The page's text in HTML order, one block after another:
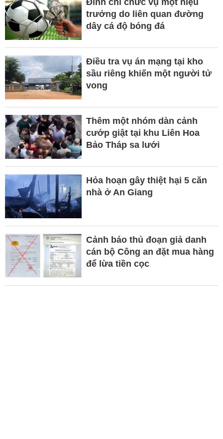
trưởng do liên quan đường
dây cá độ bóng đá
Điều tra vụ án mạng tại kho
sầu riêng khiến một người tử
vong
Thêm một nhóm dàn cảnh
cướp giật tại khu Liên Hoa
Bảo Tháp sa lưới
Hỏa hoạn gây thiệt hại 5 căn
nhà ở An Giang
Cảnh báo thủ đoạn giả danh
cán bộ Công an đặt mua hàng
để lừa tiền cọc